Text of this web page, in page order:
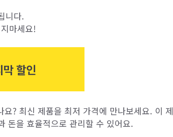
니다.
마세요!
막 할인
? 최신 제품을 최저 가격에 만나보세요. 이 제
돈을 효율적으로 관리할 수 있어요.